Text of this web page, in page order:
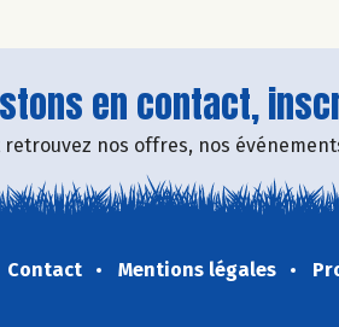
en contact,
retrouvez nos offres, nos
Contact Mentions légales